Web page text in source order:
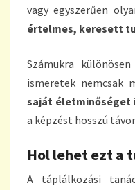
vagy egyszerűen
értelmes, keresett
Számukra
ismeretek nemcsak
saját életminőséget
a képzést hosszú
Hol lehet ezt a
A táplálkozási